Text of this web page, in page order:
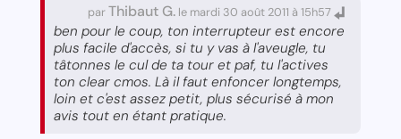
parThibaut G. le mardi 30 août 2011 à 15h57
ben pour le coup, ton interrupteur est encore
plus facile d'accès, si tu y vas à l'aveugle, tu
tâtonnes le cul de ta tour et paf, tu l'actives
ton clear cmos. Là il faut enfoncer longtemps,
loin et c'est assez petit, plus sécurisé à mon
avis tout en étant pratique.